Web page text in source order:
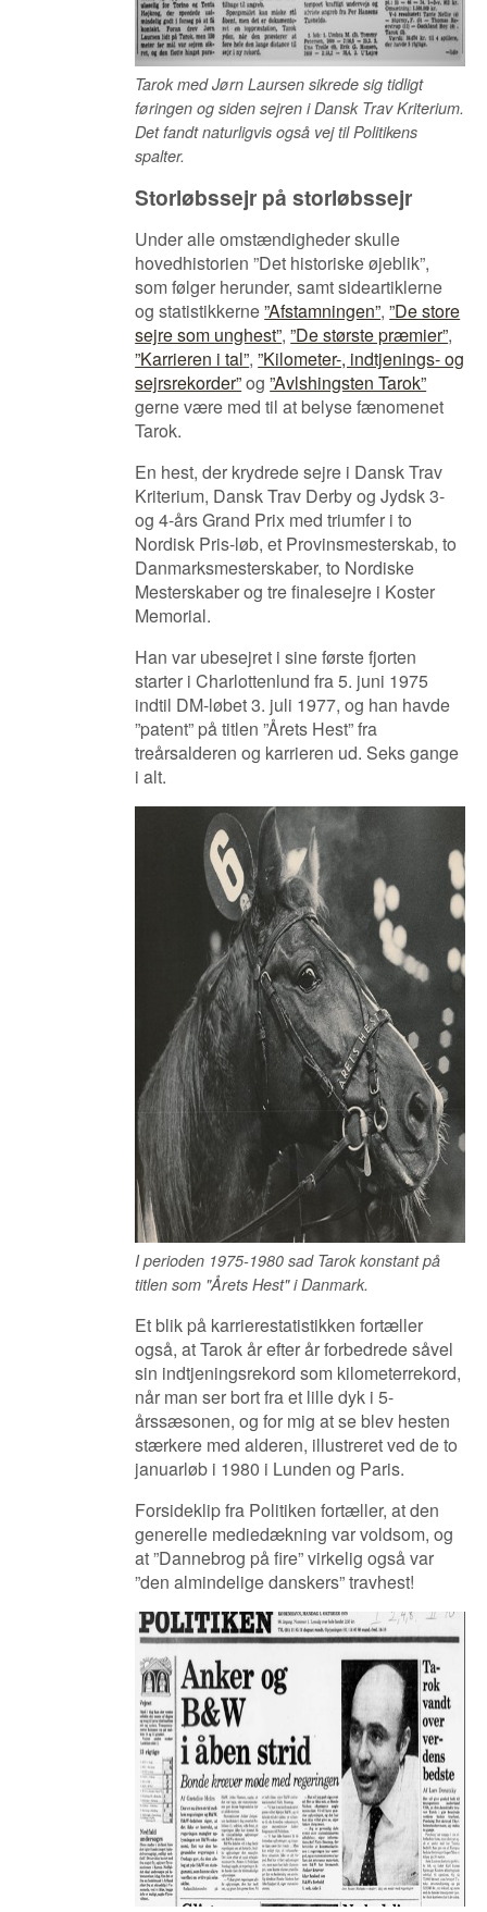
Tarok med Jørn Laursen sikrede sig tidligt
føringen og siden sejren i Dansk Trav Kriterium.
Det fandt naturligvis også vej til Politikens
spalter.
Storløbssejr på storløbssejr
Under alle omstændigheder skulle
hovedhistorien ”Det historiske øjeblik”,
som følger herunder, samt sideartiklerne
og statistikkerne”Afstamningen”,”De store
sejre som unghest”,”De største præmier”,
”Karrieren i tal”,”Kilometer-, indtjenings- og
sejrsrekorder”og”Avlshingsten Tarok”
gerne være med til at belyse fænomenet
Tarok.
En hest, der krydrede sejre i Dansk Trav
Kriterium, Dansk Trav Derby og Jydsk 3-
og 4-års Grand Prix med triumfer i to
Nordisk Pris-løb, et Provinsmesterskab, to
Danmarksmesterskaber, to Nordiske
Mesterskaber og tre finalesejre i Koster
Memorial.
Han var ubesejret i sine første fjorten
starter i Charlottenlund fra 5. juni 1975
indtil DM-løbet 3. juli 1977, og han havde
”patent” på titlen ”Årets Hest” fra
treårsalderen og karrieren ud. Seks gange
i alt.
I perioden 1975-1980 sad Tarok konstant på
titlen som "Årets Hest" i Danmark.
Et blik på karrierestatistikken fortæller
også, at Tarok år efter år forbedrede såvel
sin indtjeningsrekord som kilometerrekord,
når man ser bort fra et lille dyk i 5-
årssæsonen, og for mig at se blev hesten
stærkere med alderen, illustreret ved de to
januarløb i 1980 i Lunden og Paris.
Forsideklip fra Politiken fortæller, at den
generelle mediedækning var voldsom, og
at ”Dannebrog på fire” virkelig også var
”den almindelige danskers” travhest!